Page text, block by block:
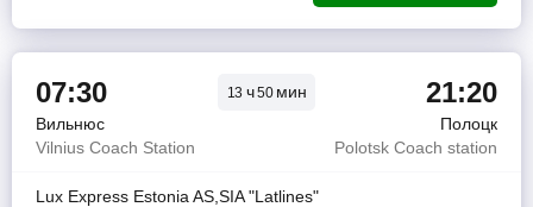
07:30 13 ч50 мин 21:20
Вильнюс
Полоцк
Vilnius Coach Station
Polotsk Coach station
Lux Express Estonia AS,SIA "Latlines"